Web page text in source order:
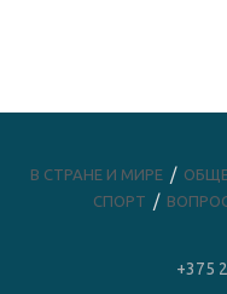
В СТРАНЕ И МИРЕ
СПОРТ
+375